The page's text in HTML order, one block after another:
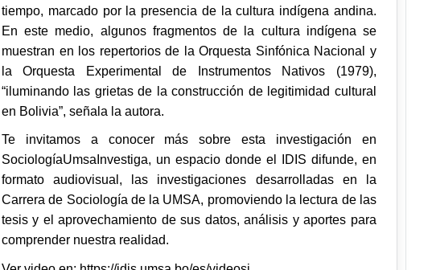
tiempo, marcado por la presencia de la cultura indígena andina.
En este medio, algunos fragmentos de la cultura indígena se
muestran en los repertorios de la Orquesta Sinfónica Nacional y
la Orquesta Experimental de Instrumentos Nativos (1979),
“iluminando las grietas de la construcción de legitimidad cultural
en Bolivia”, señala la autora.
Te invitamos a conocer más sobre esta investigación en
SociologíaUmsaInvestiga, un espacio donde el IDIS difunde, en
formato audiovisual, las investigaciones desarrolladas en la
Carrera de Sociología de la UMSA, promoviendo la lectura de las
tesis y el aprovechamiento de sus datos, análisis y aportes para
comprender nuestra realidad.